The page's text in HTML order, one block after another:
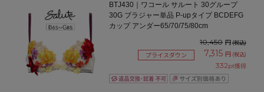
BTJ430｜ワコール サルート 30グループ
30G ブラジャー単品 P-upタイプ BCDEFG
カップ アンダー65/70/75/80cm
10,450 円(税込)
プライスダウン 7,315 円 (税込)
332pt獲得